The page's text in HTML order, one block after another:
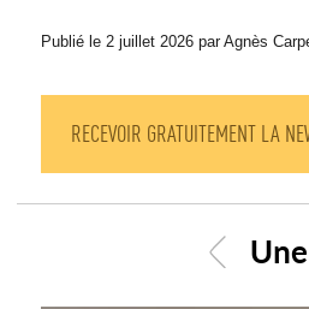
Publié le 2 juillet 2026 par Agnès
RECEVOIR GRATUITEMENT LA